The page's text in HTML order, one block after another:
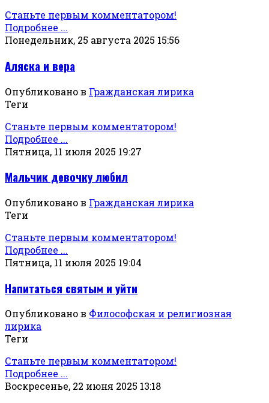
Станьте первым комментатором!
Подробнее ...
Понедельник, 25 августа 2025 15:56
Аляска и вера
Опубликовано в Гражданская лирика
Теги
Станьте первым комментатором!
Подробнее ...
Пятница, 11 июля 2025 19:27
Мальчик девочку любил
Опубликовано в Гражданская лирика
Теги
Станьте первым комментатором!
Подробнее ...
Пятница, 11 июля 2025 19:04
Напитаться святым и уйти
Опубликовано в Философская и религиозная
лирика
Теги
Станьте первым комментатором!
Подробнее ...
Воскресенье, 22 июня 2025 13:18